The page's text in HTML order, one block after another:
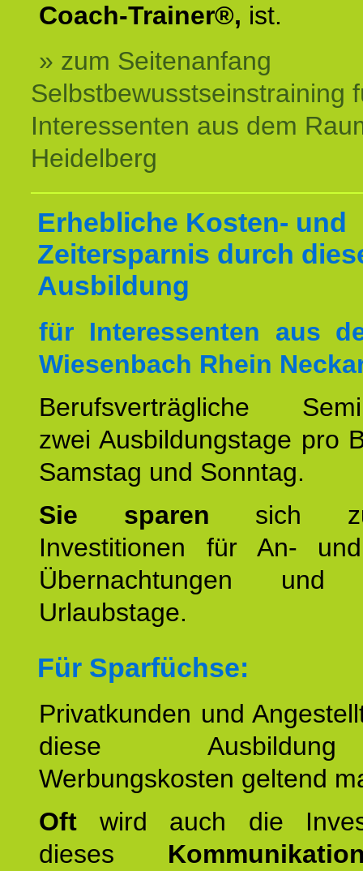
Coach-Trainer®, ist.
» zum Seitenanfang
Selbstbewusstseinstraining
Interessenten aus dem
Heidelberg
Erhebliche Kosten- und
Zeitersparnis durch
Ausbildung
für Interessenten aus
Wiesenbach Rhein
Berufsverträgliche
zwei Ausbildungstage pro
Samstag und Sonntag.
Sie sparen sich
Investitionen für An-
Übernachtungen und
Urlaubstage.
Für Sparfüchse:
Privatkunden und
diese
Werbungskosten geltend
Oft wird auch die
dieses